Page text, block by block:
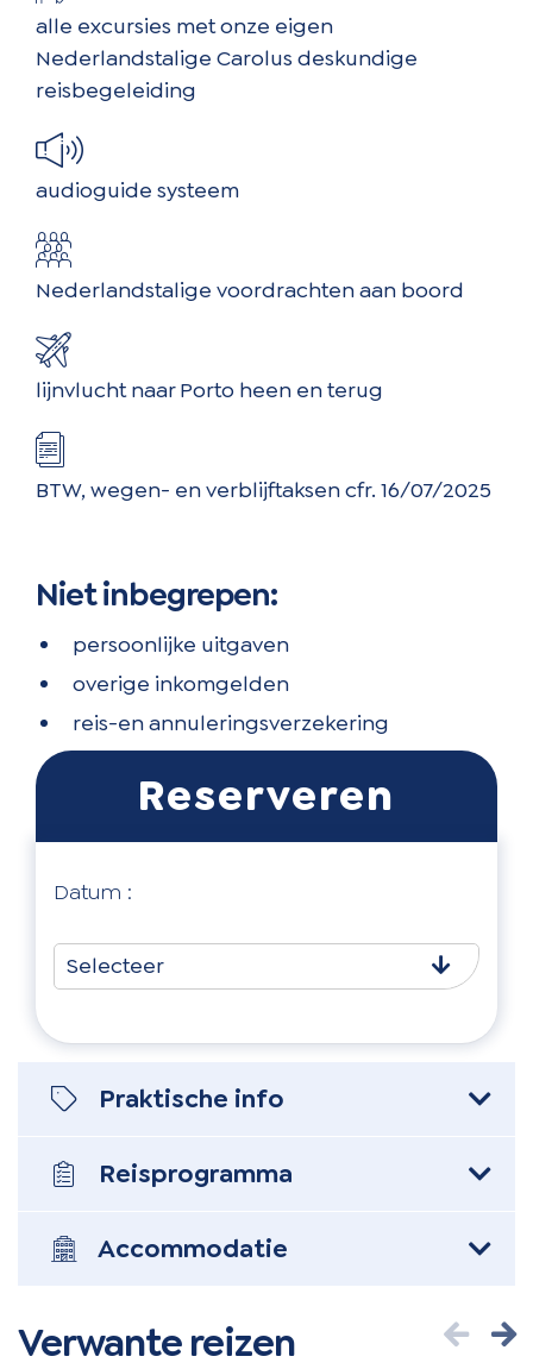
alle excursies met onze eigen
Nederlandstalige Carolus deskundige
reisbegeleiding
audioguide systeem
Nederlandstalige voordrachten aan boord
lijnvlucht naar Porto heen en terug
BTW, wegen- en verblijftaksen cfr. 16/07/2025
Niet inbegrepen:
persoonlijke uitgaven
overige inkomgelden
reis-en annuleringsverzekering
Datum :
Selecteer
Praktische info
Reisprogramma
Accommodatie
Verwante reizen